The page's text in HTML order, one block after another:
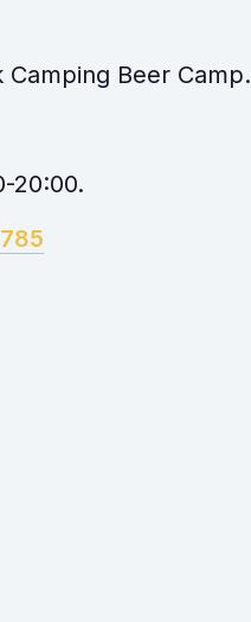
Beer Camp.
20:00.